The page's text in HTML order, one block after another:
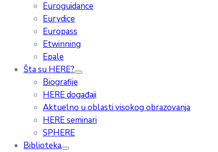
Euroguidance
Eurydice
Europass
Etwinning
Epale
Šta su HERE?
Biografije
HERE događaji
Aktuelno u oblasti visokog obrazovanja
HERE seminari
SPHERE
Biblioteka